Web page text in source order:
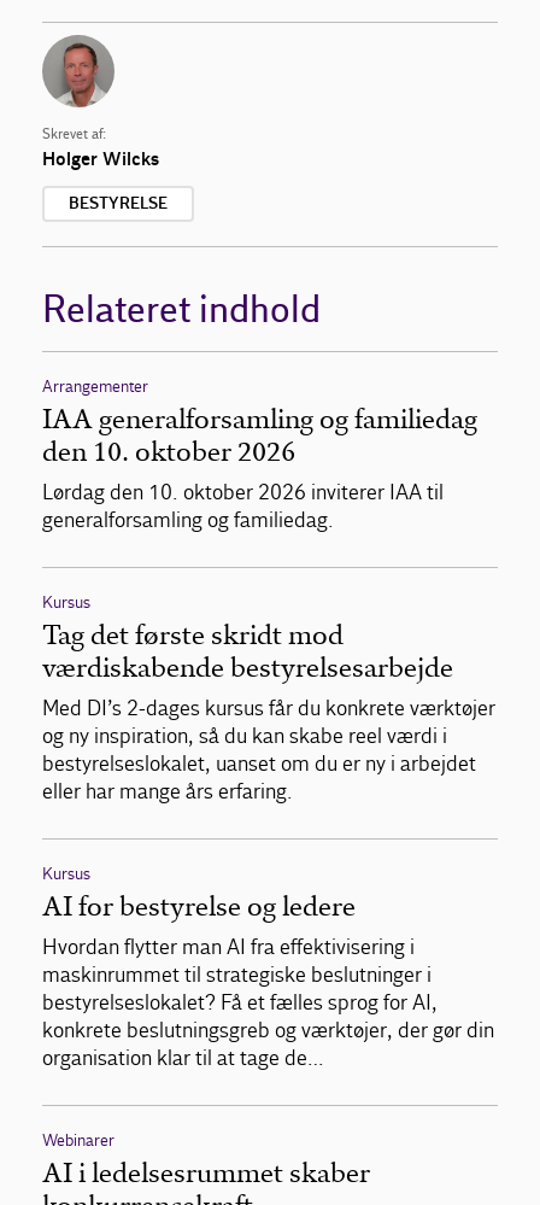
Skrevet af:
Holger Wilcks
BESTYRELSE
Relateret indhold
Arrangementer
IAA generalforsamling og familiedag
den 10. oktober 2026
Lørdag den 10. oktober 2026 inviterer IAA til
generalforsamling og familiedag.
Kursus
Tag det første skridt mod
værdiskabende bestyrelsesarbejde
Med DI’s 2-dages kursus får du konkrete værktøjer
og ny inspiration, så du kan skabe reel værdi i
bestyrelseslokalet, uanset om du er ny i arbejdet
eller har mange års erfaring.
Kursus
AI for bestyrelse og ledere
Hvordan flytter man AI fra effektivisering i
maskinrummet til strategiske beslutninger i
bestyrelseslokalet? Få et fælles sprog for AI,
konkrete beslutningsgreb og værktøjer, der gør din
organisation klar til at tage de…
Webinarer
AI i ledelsesrummet skaber